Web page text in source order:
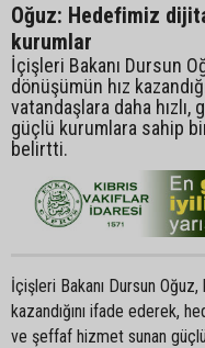
Oğuz: Hedefimiz
kurumlar
İçişleri Bakanı Dursun
dönüşümün hız
vatandaşlara daha
güçlü kurumlara sahip
belirtti.
İçişleri Bakanı Dursun
kazandığını ifade ederek,
ve şeffaf hizmet sunan